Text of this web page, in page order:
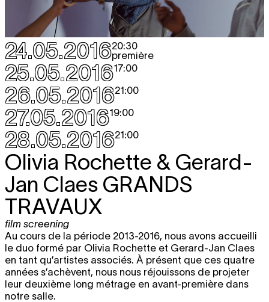
24.05.201620:30
première
25.05.201617:00
26.05.201621:00
27.05.201619:00
28.05.201621:00
Olivia Rochette & Gerard-
Jan Claes GRANDS
TRAVAUX
film screening
Au cours de la période 2013-2016, nous avons accueilli
le duo formé par Olivia Rochette et Gerard-Jan Claes
en tant qu’artistes associés. À présent que ces quatre
années s’achèvent, nous nous réjouissons de projeter
leur deuxième long métrage en avant-première dans
notre salle.